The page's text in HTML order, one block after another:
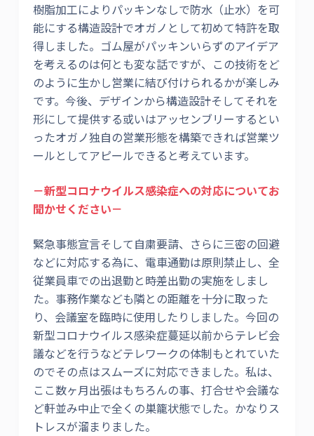
樹脂加工によりパッキンなしで防水（止水）を可
能にする構造設計でオガノとして初めて特許を取
得しました。ゴム屋がパッキンいらずのアイデア
を考えるのは何とも変な話ですが、この技術をど
のように生かし営業に結び付けられるかが楽しみ
です。今後、デザインから構造設計そしてそれを
形にして提供する或いはアッセンブリーするとい
ったオガノ独自の営業形態を構築できれば営業ツ
ールとしてアピールできると考えています。
－新型コロナウイルス感染症への対応についてお
聞かせください－
緊急事態宣言そして自粛要請、さらに三密の回避
などに対応する為に、電車通勤は原則禁止し、全
従業員車での出退勤と時差出勤の実施をしまし
た。事務作業なども隣との距離を十分に取った
り、会議室を臨時に使用したりしました。今回の
新型コロナウイルス感染症蔓延以前からテレビ会
議などを行うなどテレワークの体制もとれていた
のでその点はスムーズに対応できました。私は、
ここ数ヶ月出張はもちろんの事、打合せや会議な
ど軒並み中止で全くの巣籠状態でした。かなりス
トレスが溜まりました。